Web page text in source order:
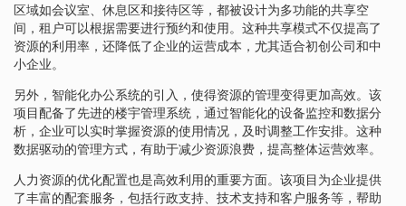
区域如会议室、休息区和接待区等，都被设计为多功能的共享空
间，租户可以根据需要进行预约和使用。这种共享模式不仅提高了
资源的利用率，还降低了企业的运营成本，尤其适合初创公司和中
小企业。
另外，智能化办公系统的引入，使得资源的管理变得更加高效。该
项目配备了先进的楼宇管理系统，通过智能化的设备监控和数据分
析，企业可以实时掌握资源的使用情况，及时调整工作安排。这种
数据驱动的管理方式，有助于减少资源浪费，提高整体运营效率。
人力资源的优化配置也是高效利用的重要方面。该项目为企业提供
了丰富的配套服务，包括行政支持、技术支持和客户服务等，帮助